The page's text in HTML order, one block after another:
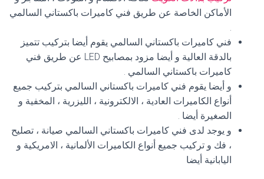
الأماكن الخاصة عن طريق فني كاميرات باكستاني السالمي
.
فني كاميرات باكستاني السالمي يقوم أيضا بتركيب تتميز
بالدقة العالية و أيضا مزود بمصابيح LED عن طريق فني
كاميرات باكستاني السالمي .
و أيضا يقوم فني كاميرات باكستاني السالمي بتركيب جميع
أنواع الكاميرات العادية ، الالكترونية ، الليزرية ، المخفية و
الصغيرة أيضا .
و يوجد لدى فني كاميرات باكستاني السالمي صيانة ، تصليح
، فك و تركيب جميع أنواع الكاميرات الألمانية ، الامريكية و
اليابانية أيضا